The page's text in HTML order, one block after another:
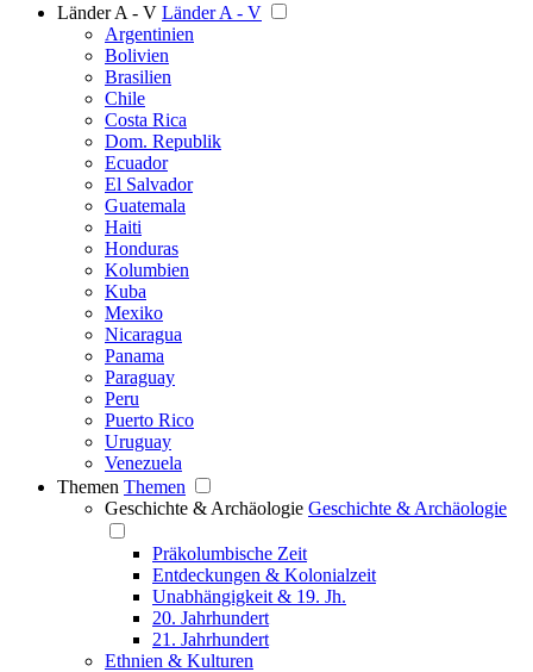
Länder A - V Länder A - V
Argentinien
Bolivien
Brasilien
Chile
Costa Rica
Dom. Republik
Ecuador
El Salvador
Guatemala
Haiti
Honduras
Kolumbien
Kuba
Mexiko
Nicaragua
Panama
Paraguay
Peru
Puerto Rico
Uruguay
Venezuela
Themen Themen
Geschichte & Archäologie Geschichte & Archäologie
Präkolumbische Zeit
Entdeckungen & Kolonialzeit
Unabhängigkeit & 19. Jh.
20. Jahrhundert
21. Jahrhundert
Ethnien & Kulturen